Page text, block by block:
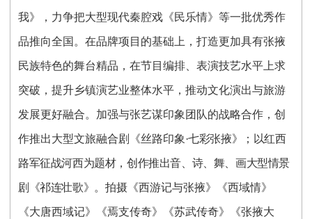
我》，力争把大型现代秦腔戏《民乐情》等一批优秀作
品推向全国。在品牌项目的基础上，打造更加具有张掖
民族特色的舞台精品，在节目编排、表演技艺水平上求
突破，提升乡镇演艺业整体水平，推动文化演出与旅游
发展更好融合。加强与张艺谋印象团队的战略合作，创
作推出大型文旅融合剧《丝路印象·七彩张掖》；以红西
路军征战河西为题材，创作推出音、诗、舞、画大型情景
剧《祁连壮歌》 。拍摄《西游记与张掖》《西域情》
《大唐西域记》《焉支传奇》《苏武传奇》《张掖大